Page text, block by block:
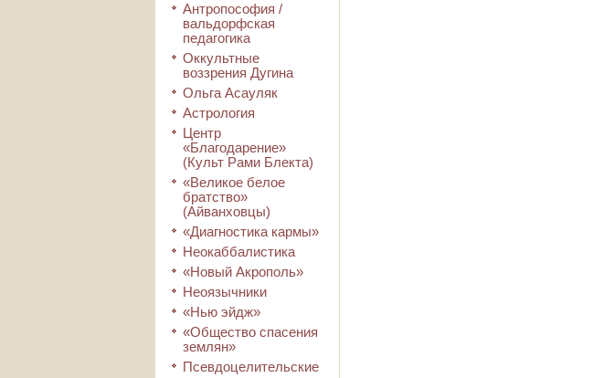
Антропософия /
вальдорфская
педагогика
Оккультные
воззрения Дугина
Ольга Асауляк
Астрология
Центр
«Благодарение»
(Культ Рами Блекта)
«Великое белое
братство»
(Айванховцы)
«Диагностика кармы»
Неокаббалистика
«Новый Акрополь»
Неоязычники
«Нью эйдж»
«Общество спасения
землян»
Псевдоцелительские